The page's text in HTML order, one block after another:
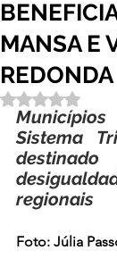
MANSA E
REDONDA
Avaliado com
Sistema
regionais
Foto: Júlia